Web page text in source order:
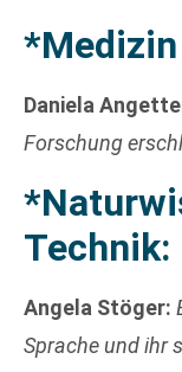
Daniela
Forschung
Technik:
Angela Stöger:
Sprache und ihr